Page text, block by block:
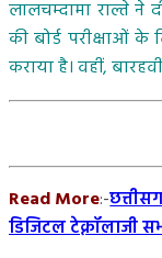
लालचम्दामा राल्ते ने
की बोर्ड परीक्षाओं के
कराया है। वहीं,
Read More:-
डिजिटल टेक्नॉलाजी